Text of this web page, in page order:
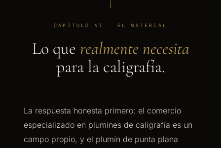
CAPÍTULO VI · EL MATERIAL
Lo que realmente necesita
para la caligrafía.
La respuesta honesta primero: el comercio
especializado en plumines de caligrafía es un
campo propio, y el plumín de punta plana